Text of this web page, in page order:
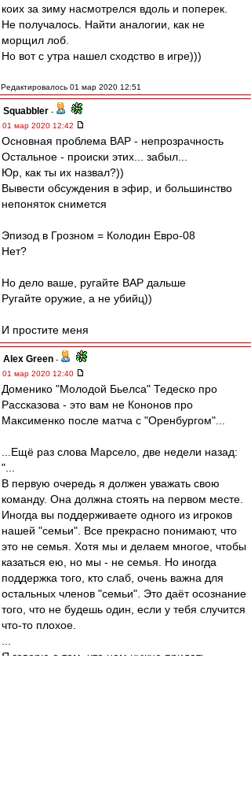
коих за зиму насмотрелся вдоль и поперек.
Не получалось. Найти аналогии, как не
морщил лоб.
Но вот с утра нашел сходство в игре)))
Редактировалось 01 мар 2020 12:51
Squabbler -
01 мар 2020 12:42
Основная проблема ВАР - непрозрачность
Остальное - происки этих... забыл...
Юр, как ты их назвал?))
Вывести обсуждения в эфир, и большинство
непоняток снимется
Эпизод в Грозном = Колодин Евро-08
Нет?
Но дело ваше, ругайте ВАР дальше
Ругайте оружие, а не убийц))
И простите меня
Alex Green -
01 мар 2020 12:40
Доменико "Молодой Бьелса" Тедеско про
Рассказова - это вам не Кононов про
Максименко после матча с "Оренбургом"...
...Ещё раз слова Марсело, две недели назад:
"...
В первую очередь я должен уважать свою
команду. Она должна стоять на первом месте.
Иногда вы поддерживаете одного из игроков
нашей "семьи". Все прекрасно понимают, что
это не семья. Хотя мы и делаем многое, чтобы
казаться ею, но мы - не семья. Но иногда
поддержка того, кто слаб, очень важна для
остальных членов "семьи". Это даёт осознание
того, что не будешь один, если у тебя случится
что-то плохое.
Я говорю о том, что нам нужно придать